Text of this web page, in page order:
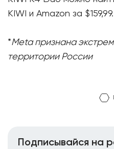
KIWI и Amazon за $159,99.
*Meta признана
территории России
Подписывайся на